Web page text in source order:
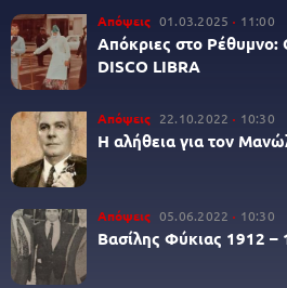
Απόψεις 01.03.2025 11:00
Απόκριες στο
DISCO LIBRA
Απόψεις 22.10.2022 10:30
Η αλήθεια για τον
Απόψεις 05.06.2022 10:30
Βασίλης Φύκιας 1912 –